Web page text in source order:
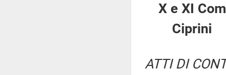
X e XI
ATTI DI